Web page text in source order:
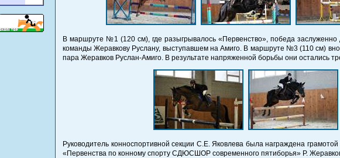
В маршруте №1 (120 см), где разыгрывалось «Первенство», победа заслуженно
команды Жеравкову Руслану, выступавшем на Амиго. В маршруте №3 (110 см)
пара Жеравков Руслан-Амиго. В результате напряженной борьбы они остались
Руководитель конноспортивной секции С.Е. Яковлева была награждена грамотой
«Первенства по конному спорту СДЮСШОР современного пятиборья» Р.